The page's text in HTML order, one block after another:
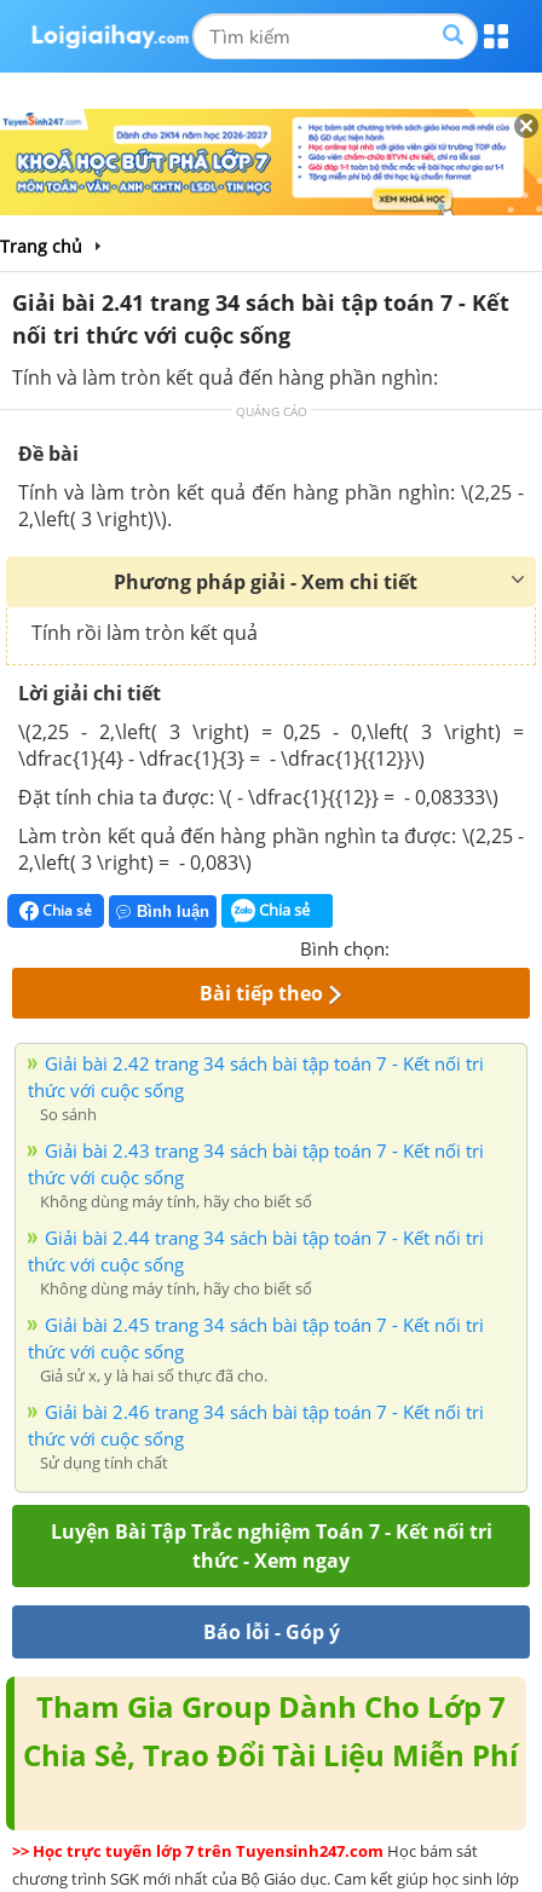
Trang chủ
Giải bài 2.41 trang 34 sách bài tập toán 7 - Kết
nối tri thức với cuộc sống
Tính và làm tròn kết quả đến hàng phần nghìn:
QUẢNG CÁO
Đề bài
Tính và làm tròn kết quả đến hàng phần nghìn: \(2,25 -
2,\left( 3 \right)\).
Phương pháp giải - Xem chi tiết
Tính rồi làm tròn kết quả
Lời giải chi tiết
\(2,25 - 2,\left( 3 \right) = 0,25 - 0,\left( 3 \right) =
\dfrac{1}{4} - \dfrac{1}{3} = - \dfrac{1}{{12}}\)
Đặt tính chia ta được: \( - \dfrac{1}{{12}} = - 0,08333\)
Làm tròn kết quả đến hàng phần nghìn ta được: \(2,25 -
2,\left( 3 \right) = - 0,083\)
Chia sẻ Bình luận Chia sẻ
Bình chọn:
Bài tiếp theo
Giải bài 2.42 trang 34 sách bài tập toán 7 - Kết nối tri
thức với cuộc sống
So sánh
Giải bài 2.43 trang 34 sách bài tập toán 7 - Kết nối tri
thức với cuộc sống
Không dùng máy tính, hãy cho biết số
Giải bài 2.44 trang 34 sách bài tập toán 7 - Kết nối tri
thức với cuộc sống
Không dùng máy tính, hãy cho biết số
Giải bài 2.45 trang 34 sách bài tập toán 7 - Kết nối tri
thức với cuộc sống
Giả sử x, y là hai số thực đã cho.
Giải bài 2.46 trang 34 sách bài tập toán 7 - Kết nối tri
thức với cuộc sống
Sử dụng tính chất
Luyện Bài Tập Trắc nghiệm Toán 7 - Kết nối tri
thức - Xem ngay
Báo lỗi - Góp ý
Tham Gia Group Dành Cho Lớp 7
Chia Sẻ, Trao Đổi Tài Liệu Miễn Phí
>> Học trực tuyến lớp 7 trên Tuyensinh247.com Học bám sát
chương trình SGK mới nhất của Bộ Giáo dục. Cam kết giúp học sinh lớp